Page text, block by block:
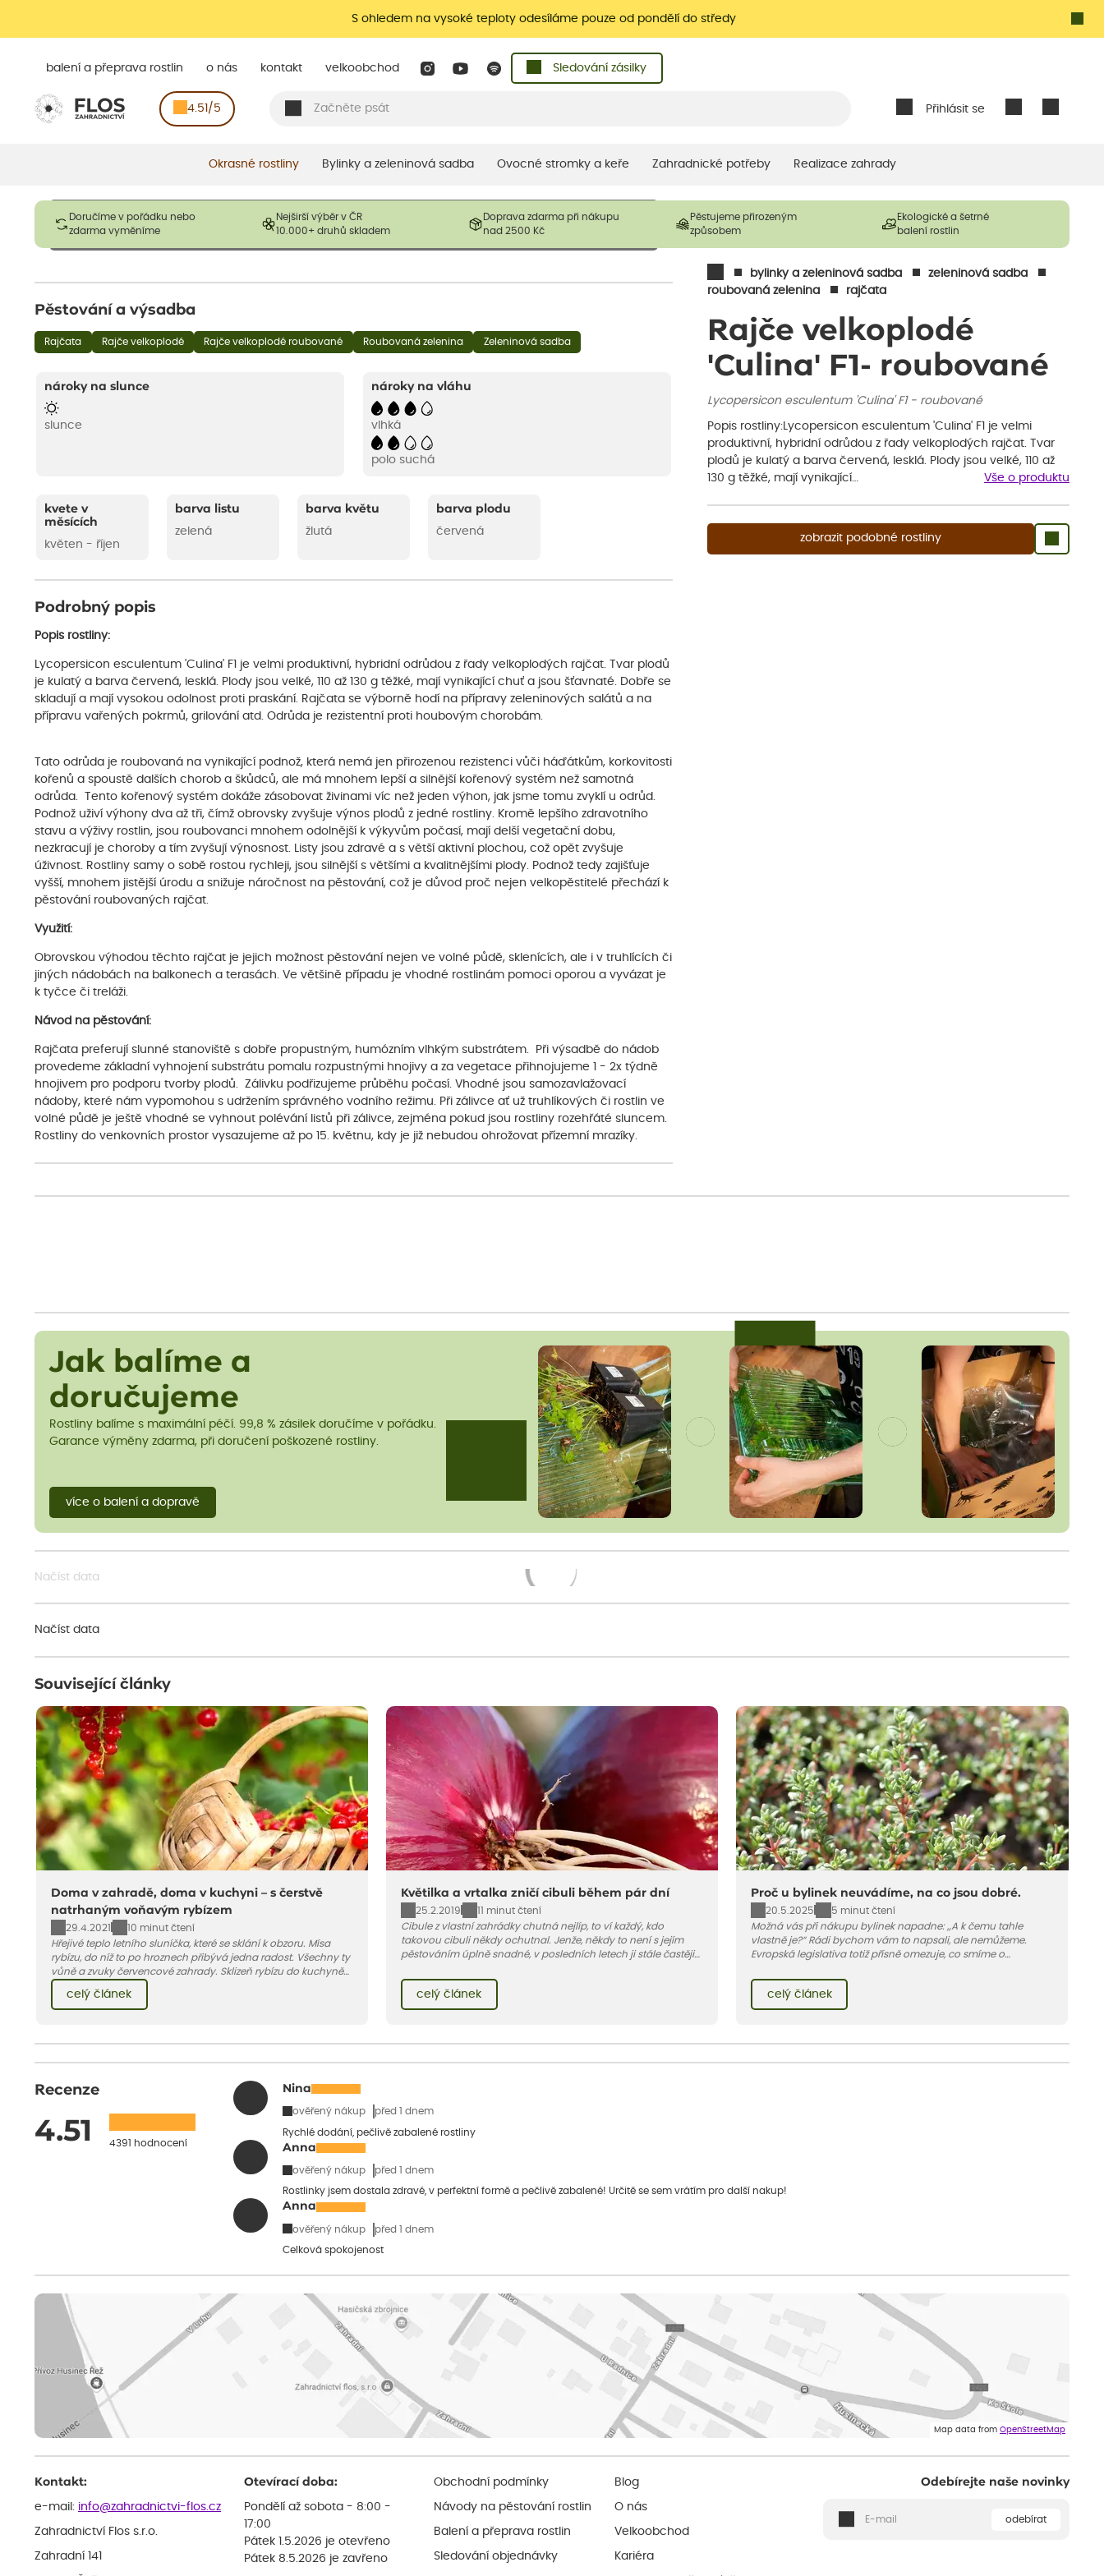
S ohledem na vysoké teploty odesíláme pouze od pondělí do středy
Přihlásit se
balení a přeprava rostlin o nás kontakt velkoobchod Sledování zásilky
4.51/5
Okrasné rostliny Bylinky a zeleninová sadba Ovocné stromky a keře Zahradnické potřeby Realizace zahrady
Doručíme v pořádku nebo
zdarma vyměníme
Nejširší výběr v ČR
10.000+ druhů skladem
Doprava zdarma při nákupu
nad 2500 Kč
Pěstujeme přirozeným
způsobem
Ekologické a šetrné
balení rostlin
bylinky a zeleninová sadba
zeleninová sadba
roubovaná zelenina
rajčata
Rajče velkoplodé
'Culina' F1- roubované
Lycopersicon esculentum 'Culina' F1 - roubované
Popis rostliny:Lycopersicon esculentum 'Culina' F1 je velmi
produktivní, hybridní odrůdou z řady velkoplodých rajčat. Tvar
plodů je kulatý a barva červená, lesklá. Plody jsou velké, 110 až
130 g těžké, mají vynikající…
Vše o produktu
zobrazit podobné rostliny
Obrázky slouží pouze pro ilustrační účely a mají reprezentovat prodávané produkty. V závislosti na sezónnosti mohou být
opadavé rostliny dodávány v dormantním stavu a bez listů. Rostliny mohou být také sestřiženy níže, než je uvedená
Pěstování a výsadba
Rajčata Rajče velkoplodé Rajče velkoplodé roubované Roubovaná zelenina Zeleninová sadba
nároky na slunce
slunce
nároky na vláhu
vlhká
polo suchá
kvete v
měsících
květen - říjen
barva listu
zelená
barva květu
žlutá
barva plodu
červená
Podrobný popis
Popis rostliny:
Lycopersicon esculentum 'Culina' F1 je velmi produktivní, hybridní odrůdou z řady velkoplodých rajčat. Tvar plodů
je kulatý a barva červená, lesklá. Plody jsou velké, 110 až 130 g těžké, mají vynikající chuť a jsou šťavnaté. Dobře se
skladují a mají vysokou odolnost proti praskání. Rajčata se výborně hodí na přípravy zeleninových salátů a na
přípravu vařených pokrmů, grilování atd. Odrůda je rezistentní proti houbovým chorobám.
Tato odrůda je roubovaná na vynikající podnož, která nemá jen přirozenou rezistenci vůči háďátkům, korkovitosti
kořenů a spoustě dalších chorob a škůdců, ale má mnohem lepší a silnější kořenový systém než samotná
odrůda. Tento kořenový systém dokáže zásobovat živinami víc než jeden výhon, jak jsme tomu zvyklí u odrůd.
Podnož uživí výhony dva až tři, čímž obrovsky zvyšuje výnos plodů z jedné rostliny. Kromě lepšího zdravotního
stavu a výživy rostlin, jsou roubovanci mnohem odolnější k výkyvům počasí, mají delší vegetační dobu,
nezkracují je choroby a tím zvyšují výnosnost. Listy jsou zdravé a s větší aktivní plochou, což opět zvyšuje
úživnost. Rostliny samy o sobě rostou rychleji, jsou silnější s většími a kvalitnějšími plody. Podnož tedy zajišťuje
vyšší, mnohem jistější úrodu a snižuje náročnost na pěstování, což je důvod proč nejen velkopěstitelé přechází k
pěstování roubovaných rajčat.
Využití:
Obrovskou výhodou těchto rajčat je jejich možnost pěstování nejen ve volné půdě, sklenících, ale i v truhlících či
jiných nádobách na balkonech a terasách. Ve většině případu je vhodné rostlinám pomoci oporou a vyvázat je
k tyčce či treláži.
Návod na pěstování:
Rajčata preferují slunné stanoviště s dobře propustným, humózním vlhkým substrátem. Při výsadbě do nádob
provedeme základní vyhnojení substrátu pomalu rozpustnými hnojivy a za vegetace přihnojujeme 1 - 2x týdně
hnojivem pro podporu tvorby plodů. Zálivku podřizujeme průběhu počasí. Vhodné jsou samozavlažovací
nádoby, které nám vypomohou s udržením správného vodního režimu. Při zálivce ať už truhlíkových či rostlin ve
volné půdě je ještě vhodné se vyhnout polévání listů při zálivce, zejména pokud jsou rostliny rozehřáté sluncem.
Rostliny do venkovních prostor vysazujeme až po 15. květnu, kdy je již nebudou ohrožovat přízemní mrazíky.
Jak balíme a
doručujeme
Rostliny balíme s maximální péčí. 99,8 % zásilek doručíme v pořádku.
Garance výměny zdarma, při doručení poškozené rostliny.
více o balení a dopravě
Načíst data
Načíst data
Související články
Doma v zahradě, doma v kuchyni – s čerstvě
natrhaným voňavým rybízem
29.4.2021
10 minut čtení
Hřejivé teplo letního sluníčka, které se sklání k obzoru. Mísa
rybízu, do níž to po hroznech přibývá jedna radost. Všechny ty
vůně a zvuky červencové zahrady. Sklizeň rybízu do kuchyně
vnese neuvěřitelný klid a radost. A taky trochu bezstarostnosti
dětství při mlsání babiččina drobenkového koláče s rybízem.
celý článek
Květilka a vrtalka zničí cibuli během pár dní
25.2.2019
11 minut čtení
Cibule z vlastní zahrádky chutná nejlíp, to ví každý, kdo
takovou cibuli někdy ochutnal. Jenže, někdy to není s jejím
pěstováním úplně snadné, v posledních letech ji stále častěji
pórové.
celý článek
Proč u bylinek neuvádíme, na co jsou dobré.
20.5.2025
5 minut čtení
Možná vás při nákupu bylinek napadne: „A k čemu tahle
vlastně je?“ Rádi bychom vám to napsali, ale nemůžeme.
Evropská legislativa totiž přísně omezuje, co smíme o
vysvětlíme proč a kde podobné informace hledat jinde.
celý článek
Recenze
4.51 4391 hodnocení
Nina
ověřený nákup před 1 dnem
Rychlé dodání, pečlivě zabalené rostliny
Anna
ověřený nákup před 1 dnem
Rostlinky jsem dostala zdravé, v perfektní formě a pečlivě zabalené! Určitě se sem vrátím pro další nakup!
Anna
ověřený nákup před 1 dnem
Celková spokojenost
Map data from OpenStreetMap
Kontakt:
e-mail: info@zahradnictvi-flos.cz
Zahradnictví Flos s.r.o.
Zahradní 141
Otevírací doba:
Pondělí až sobota - 8:00 -
17:00
Pátek 1.5.2026 je otevřeno
Pátek 8.5.2026 je zavřeno
Obchodní podmínky
Návody na pěstování rostlin
Balení a přeprava rostlin
Sledování objednávky
Blog
O nás
Velkoobchod
Kariéra
Odebírejte naše novinky
odebírat